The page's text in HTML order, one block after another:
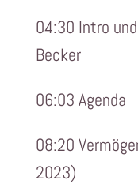
04:30 Intro
Becker
06:03 Agenda
08:20
2023)